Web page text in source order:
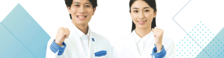
1科目から回数も時間帯も自由にお選びいただけ、冬休み
だけの短期通塾も可能です。
カリキュラム（一例）